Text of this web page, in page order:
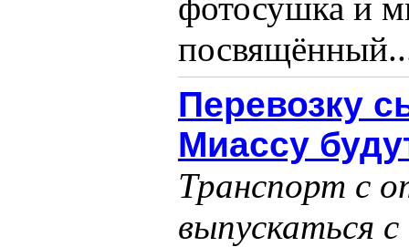
Перевозку
Миассу
Транспорт с
выпускаться